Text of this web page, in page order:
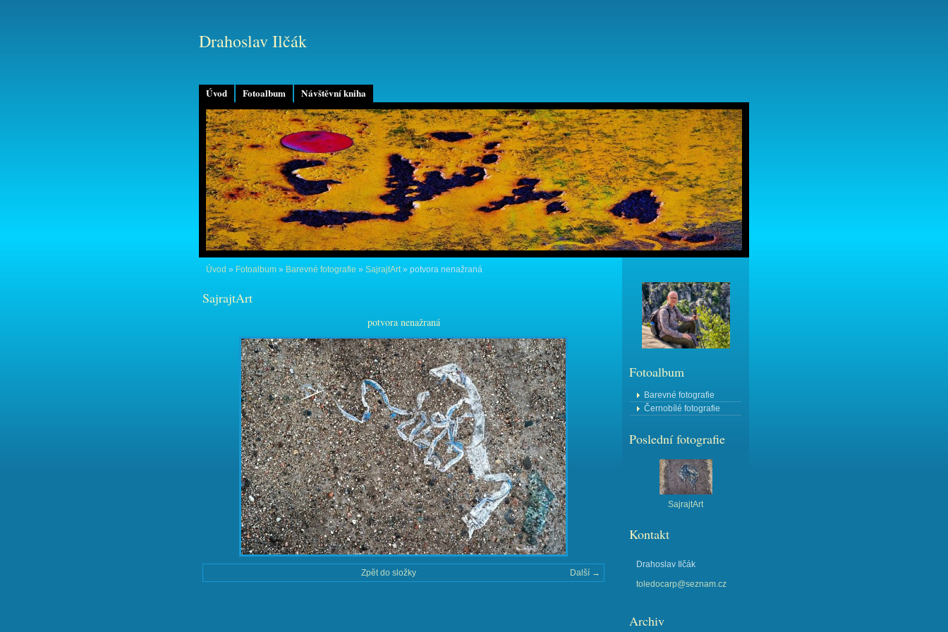
Úvod Fotoalbum Návštěvní kniha
Drahoslav Ilčák
Úvod » Fotoalbum » Barevné fotografie » SajrajtArt» potvora nenažraná
SajrajtArt
potvora nenažraná
Další →
Zpět do složky
Fotoalbum
Barevné fotografie
Černobílé fotografie
Poslední fotografie
SajrajtArt
Kontakt
Drahoslav Ilčák
toledocarp@seznam.cz
Archiv